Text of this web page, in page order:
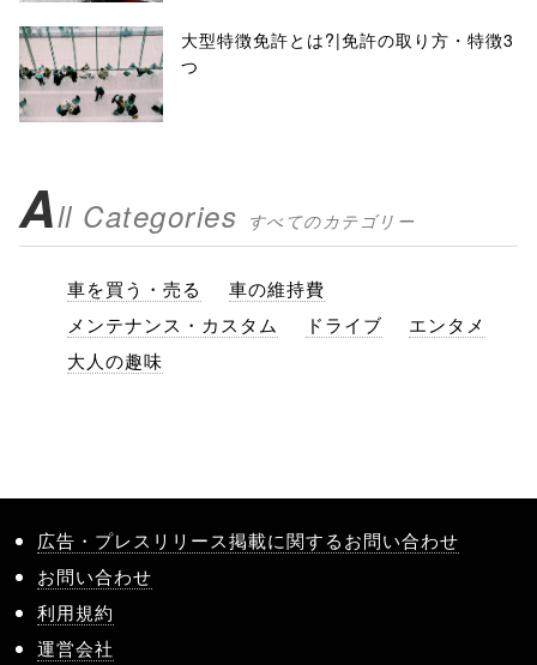
大型特徴免許とは?|免許の取り方・特徴3
つ
All Categories すべてのカテゴリー
車を買う・売る
車の維持費
メンテナンス・カスタム
ドライブ
エンタメ
大人の趣味
広告・プレスリリース掲載に関するお問い合わせ
お問い合わせ
利用規約
運営会社